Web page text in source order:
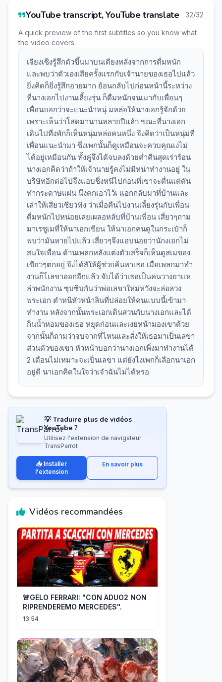
YouTube transcript, YouTube translate 32/32
A quick preview of the first subtitles so you know what
the video covers.
เจียงเซิงรู้สึกตัวขึ้นมาบนเตียงหลังจากการดื่มหนัก
และพบว่าตัวเองเสียครั้งแรกกับเจ้านายของเธอไปแล้ว
ยิ่งคิดก็ยิ่งรู้สึกอายมาก ย้อนกลับไปก่อนหน้านี้ระหว่าง
ที่นางเอกไปงานเลี้ยงรุ่น ก็ดื่มหนักจนเมากับเพื่อนๆ
เพื่อนบอกว่าจะแนะนำหนุ่ มหล่อให้นางเอกรู้จักด้วย
เพราะเห็นว่าโสดมานานหลายปีแล้ว ขณะที่นางเอก
เดินไปที่งพักก็เห็นหนุ่มหล่อคนหนึ่ง จึงคิดว่าเป็นหนุ่มที่
เพื่อนแนะนำมา ซึ่งเพกนั้นก็ดูเหมือนจะควบคุณเงไม่
ได้อยู่เหมือนกัน ทั้งคู่จึงได้จบลงด้วยค่ำคืนสุดเร่าร้อน
นางเอกคิดว่าถ้าให้เจ้านายรู้คงไม่มีหน่าทำงานอยู่ ใน
บริษัทอีกต่อไปจึงแอบชิ่งหนีไปก่อนที่เขาจะตื่นแต่ดัน
ทำกระดาษแผ่น นึงตกเอาไว้เ เเอกกลับมาที่บ้านและ
เล่าให้เสียวเซียวฟัง ว่าเมื่อคืนไปงานเลี้ยงรุ่นกับเพื่อน
ดื่มหนักไปหน่อยเลยเผลอหลับที่บ้านเพื่อน เสี่ยวๆถาม
มาเรซูเมที่ให้นาเอกเขียน ให้นาเอกคนดูในกระเป๋าก็
พบว่ามันหายไปแล้ว เสี่ยวๆจึงแอบนอยว่านักงเอกไม่
สนใจเพื่อน ด้านเพลกหลังแต่งตัวเสร็จก็เห็นดูสเมของ
เซียวๆตกอยู่ จึงได้สัให้ผู้ช่วยค้นหาเธอ เมื่อเพลกมาทำ
งานก็ไ่เลขาออกอีกแล้ว จับได้ว่าเธอเป็นคนวางยาเเห
ล่าพนักงาน ซุบซิบกันว่าพ่อเลขาใหม่หวังจะล่อลวง
พระเอก ตำหนิหัวหน้าลินที่ปล่อยให้คนแบบนี้เข้ามา
ทำงาน หลังจากนั้นพระเอกเดินสวนกับนางเอกและได้
กินน้ำหอมของเธอ หยุดก่อนและเงยหน้ามองเขาด้วย
จากนั้นก็ถามว่าจบจากที่ไหนและสั่งให้เธอมาเป็นเลขา
ส่วนตัวของเขา หัวหน้าบอกว่านางเอกเพิ่งมาทำงานได้
2 เดือนไม่เหมาะจะเป็นเลขา แต่ยังไงเพกก็เลือกนาเอก
อยู่ดี นาเอกคิดในใจว่าเจำฉันไม่ได้หรอ
💡 Traduire plus de vidéos
YouTube ?
Utilisez l'extension de navigateur
TransParrot
📥 Installer
l'extension
En savoir plus
Vidéos recommandées
🚨GELO FERRARI: "CON ADUO2 NON
RIPRENDEREMO MERCEDES".
13:54